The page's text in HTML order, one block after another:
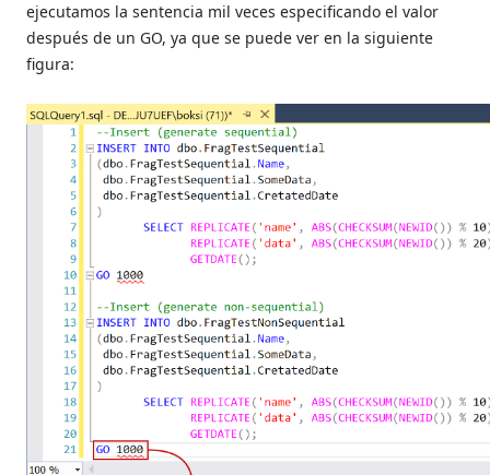
ejecutamos la sentencia mil veces especificando el valor
después de un GO, ya que se puede ver en la siguiente
figura: